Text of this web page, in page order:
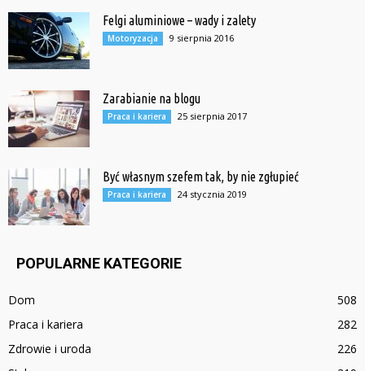
Felgi aluminiowe – wady i zalety
Motoryzacja 9 sierpnia 2016
Zarabianie na blogu
Praca i kariera 25 sierpnia 2017
Być własnym szefem tak, by nie zgłupieć
Praca i kariera 24 stycznia 2019
POPULARNE KATEGORIE
Dom
508
Praca i kariera
282
Zdrowie i uroda
226